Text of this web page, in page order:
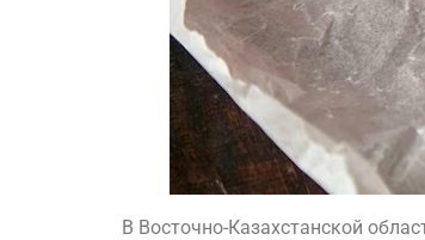
В Восточно-Казахстанской